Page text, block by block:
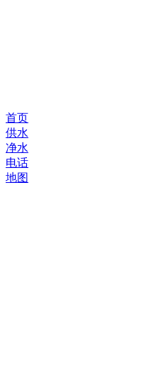
首页
供水
净水
电话
地图